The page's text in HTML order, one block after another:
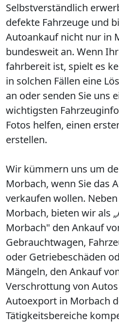
Selbstverständlich
defekte Fahrzeuge und
Autoankauf nicht nur in
bundesweit an. Wenn
fahrbereit ist, spielt es
in solchen Fällen eine
an oder senden Sie uns
wichtigsten
Fotos helfen, einen
erstellen.
Wir kümmern uns um
Morbach, wenn Sie das
verkaufen wollen.
Morbach, bieten wir als
Morbach" den Ankauf
Gebrauchtwagen,
oder Getriebeschäden
Mängeln, den Ankauf
Verschrottung von
Autoexport in Morbach
Tätigkeitsbereiche